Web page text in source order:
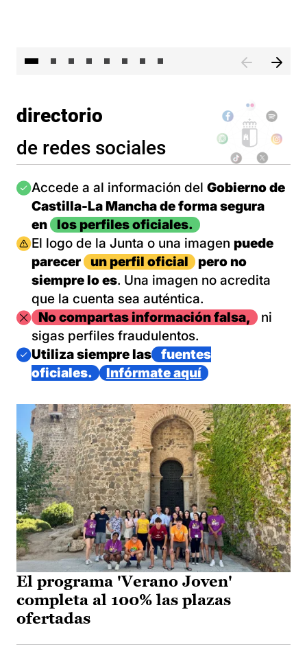
directorio
de redes sociales
Imagen
Accede a al información del Gobierno de
Castilla-La Mancha de forma segura
en
los perfiles oficiales.
Imagen
El logo de la Junta o una imagen puede
parecer
un perfil oficial
pero no
siempre lo es. Una imagen no acredita
que la cuenta sea auténtica.
ImagenNo compartas información falsa,
ni
sigas perfiles fraudulentos.
Imagen
Utiliza siempre las
fuentes
oficiales.
Infórmate aquí
El programa 'Verano Joven'
completa al 100% las plazas
ofertadas